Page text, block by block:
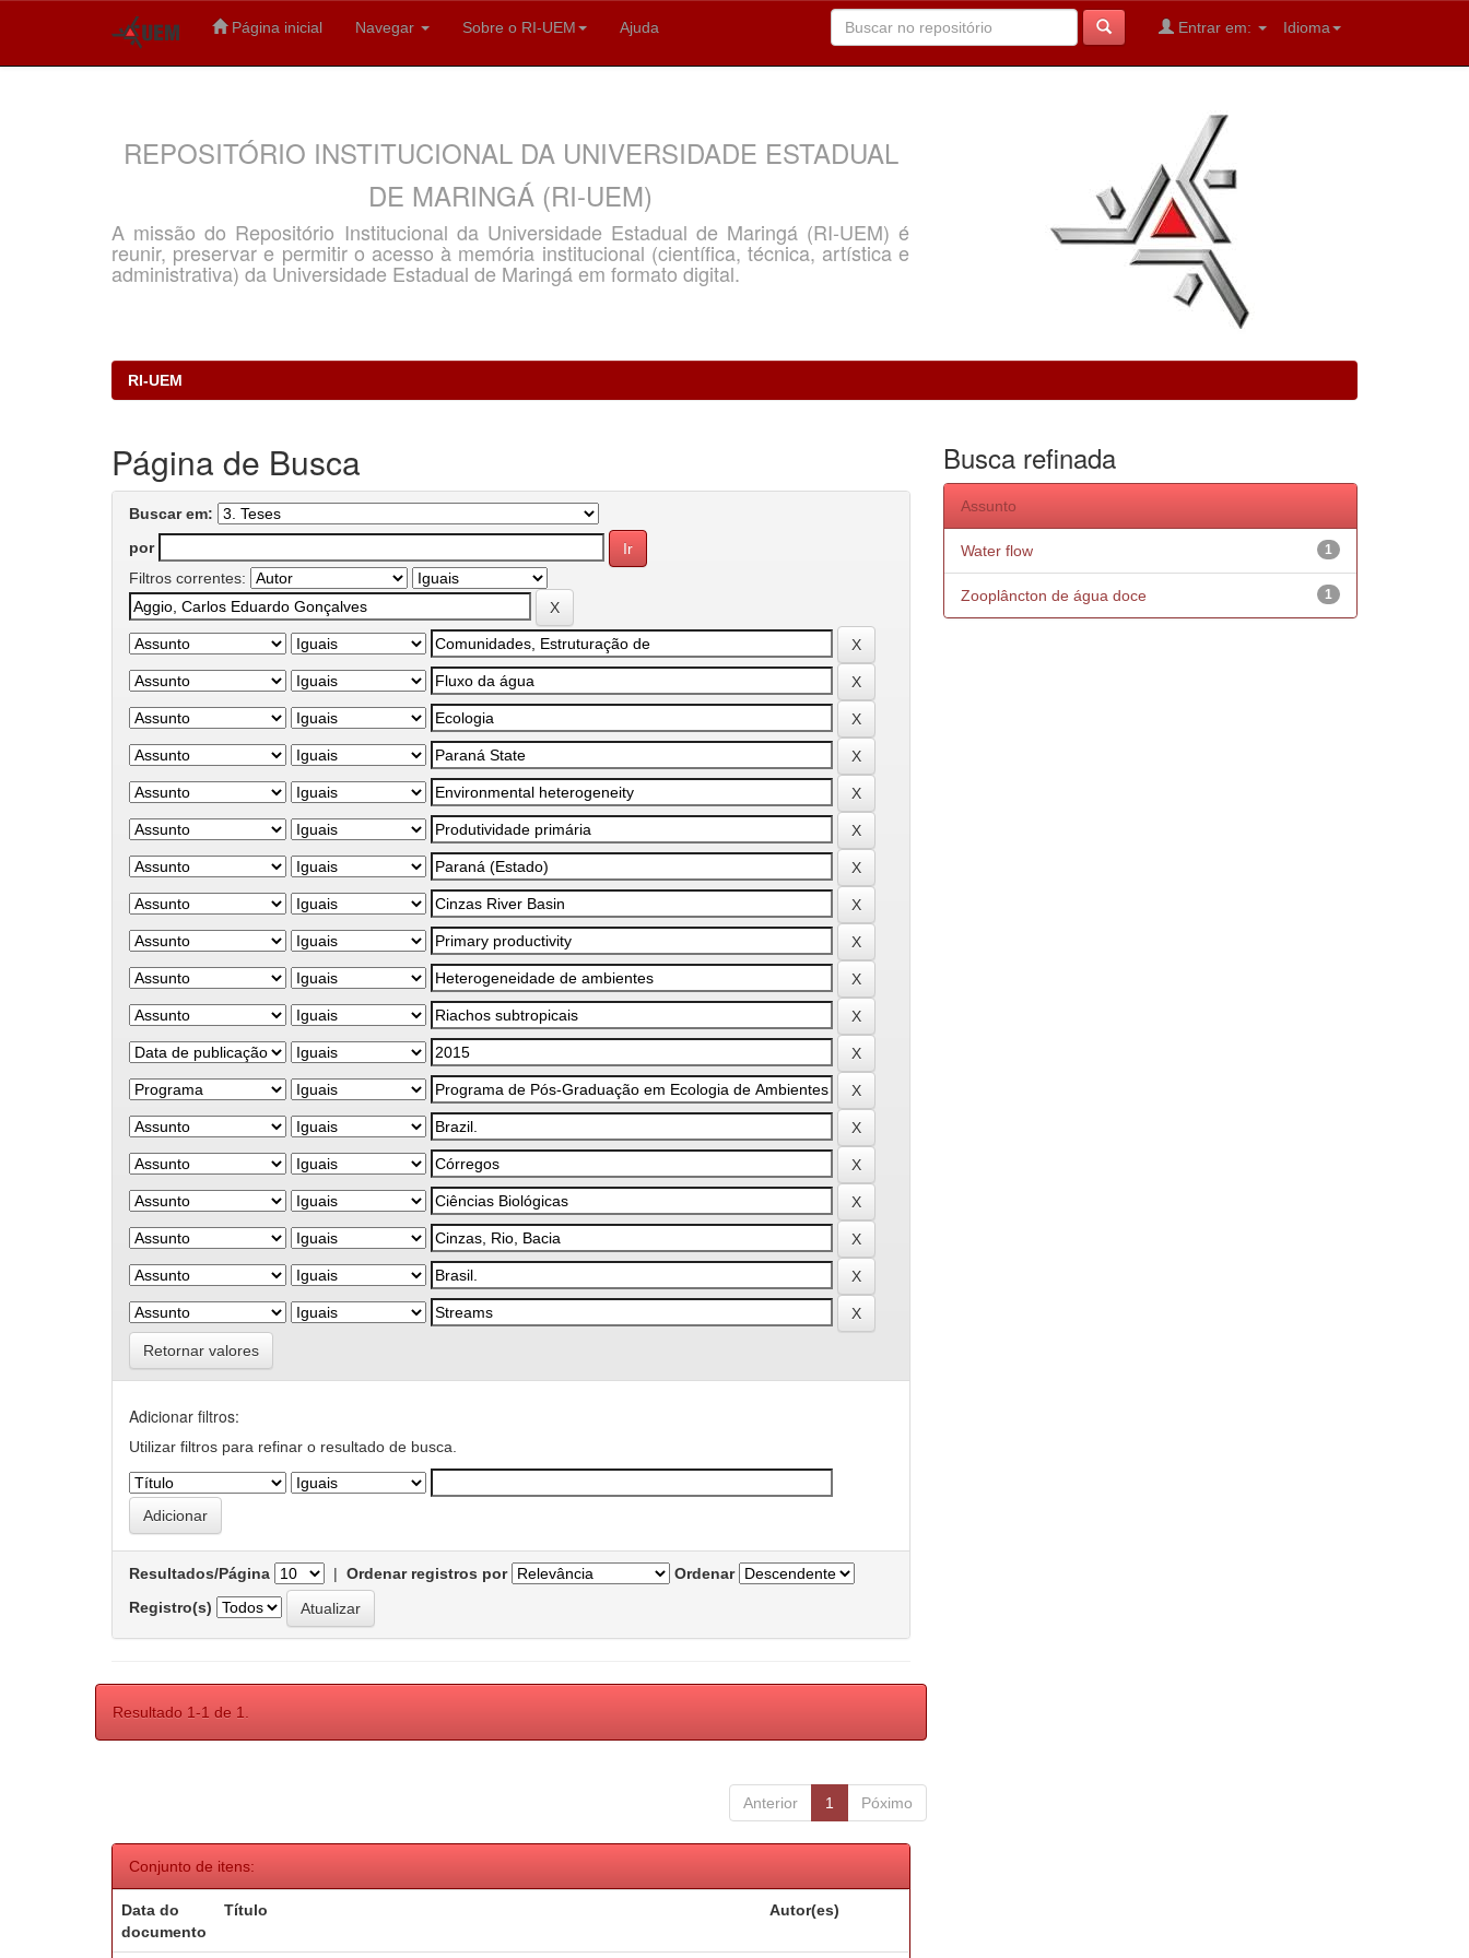
Página inicial Navegar Sobre o RI-UEM Ajuda Idioma
Entrar em:
REPOSITÓRIO INSTITUCIONAL DA UNIVERSIDADE ESTADUAL
DE MARINGÁ (RI-UEM)
A missão do Repositório Institucional da Universidade Estadual de Maringá (RI-UEM) é
reunir, preservar e permitir o acesso à memória institucional (científica, técnica, artística e
administrativa) da Universidade Estadual de Maringá em formato digital.
RI-UEM
Página de Busca
Buscar em:
por
Filtros correntes:
Retornar valores
Adicionar filtros:
Utilizar filtros para refinar o resultado de busca.
Resultados/Página | Ordenar registros por
Ordenar
Registro(s)
Resultado 1-1 de 1.
Anterior 1 Póximo
Conjunto de itens:
Data do
documento
Título Autor(es)
Busca refinada
Assunto
1
Water flow
1
Zooplâncton de água doce